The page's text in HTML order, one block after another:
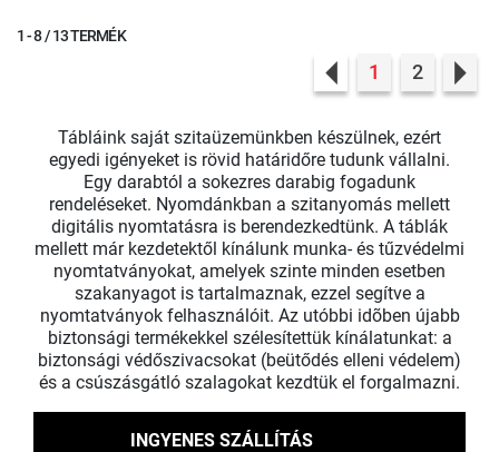
1 - 8 / 13 TERMÉK
Previous
1 2
Tábláink saját szitaüzemünkben készülnek, ezért
egyedi igényeket is rövid határidőre tudunk vállalni.
Egy darabtól a sokezres darabig fogadunk
rendeléseket. Nyomdánkban a szitanyomás mellett
digitális nyomtatásra is berendezkedtünk. A táblák
mellett már kezdetektől kínálunk munka- és tűzvédelmi
nyomtatványokat, amelyek szinte minden esetben
szakanyagot is tartalmaznak, ezzel segítve a
nyomtatványok felhasználóit. Az utóbbi idõben újabb
biztonsági termékekkel szélesítettük kínálatunkat: a
biztonsági védőszivacsokat (beütődés elleni védelem)
és a csúszásgátló szalagokat kezdtük el forgalmazni.
INGYENES SZÁLLÍTÁS